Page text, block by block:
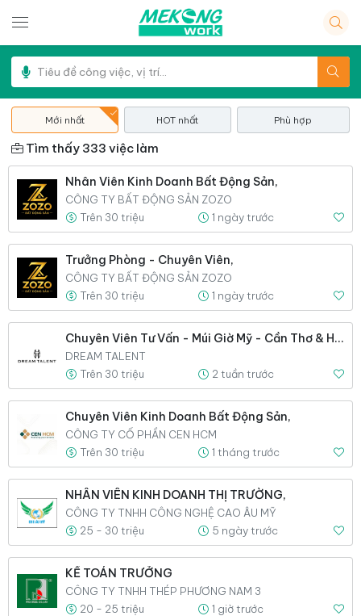
Mới nhất HOT nhất Phù hợp
Tìm thấy 333 việc làm
Nhân Viên Kinh Doanh Bất Động Sản,
CÔNG TY BẤT ĐỘNG SẢN ZOZO
Trên 30 triệu
1 ngày trước
Trưởng Phòng - Chuyên Viên,
CÔNG TY BẤT ĐỘNG SẢN ZOZO
Trên 30 triệu
1 ngày trước
Chuyên Viên Tư Vấn - Múi Giờ Mỹ - Cần Thơ & HCM (Thu Nhập Cao),
DREAM TALENT
Trên 30 triệu
2 tuần trước
Chuyên Viên Kinh Doanh Bất Động Sản,
CÔNG TY CỔ PHẦN CEN HCM
Trên 30 triệu
1 tháng trước
NHÂN VIÊN KINH DOANH THỊ TRƯỜNG,
CÔNG TY TNHH CÔNG NGHỆ CAO ÂU MỸ
25 - 30 triệu
5 ngày trước
KẾ TOÁN TRƯỞNG
CÔNG TY TNHH THÉP PHƯƠNG NAM 3
20 - 25 triệu
1 giờ trước